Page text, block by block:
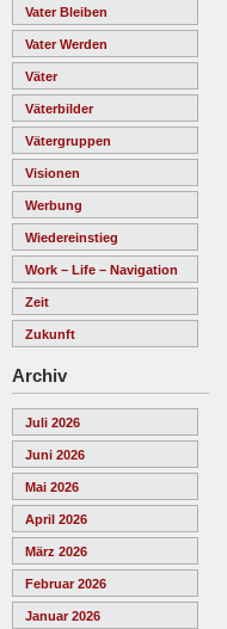
Vater Bleiben
Vater Werden
Väter
Väterbilder
Vätergruppen
Visionen
Werbung
Wiedereinstieg
Work – Life – Navigation
Zeit
Zukunft
Archiv
Juli 2026
Juni 2026
Mai 2026
April 2026
März 2026
Februar 2026
Januar 2026